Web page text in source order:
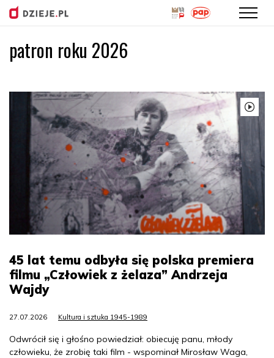
patron roku 2026
45 lat temu odbyła się polska premiera
filmu „Człowiek z żelaza” Andrzeja
Wajdy
27.07.2026 Kultura i sztuka 1945-1989
Odwrócił się i głośno powiedział: obiecuję panu, młody
człowieku, że zrobię taki film - wspominał Mirosław Waga,